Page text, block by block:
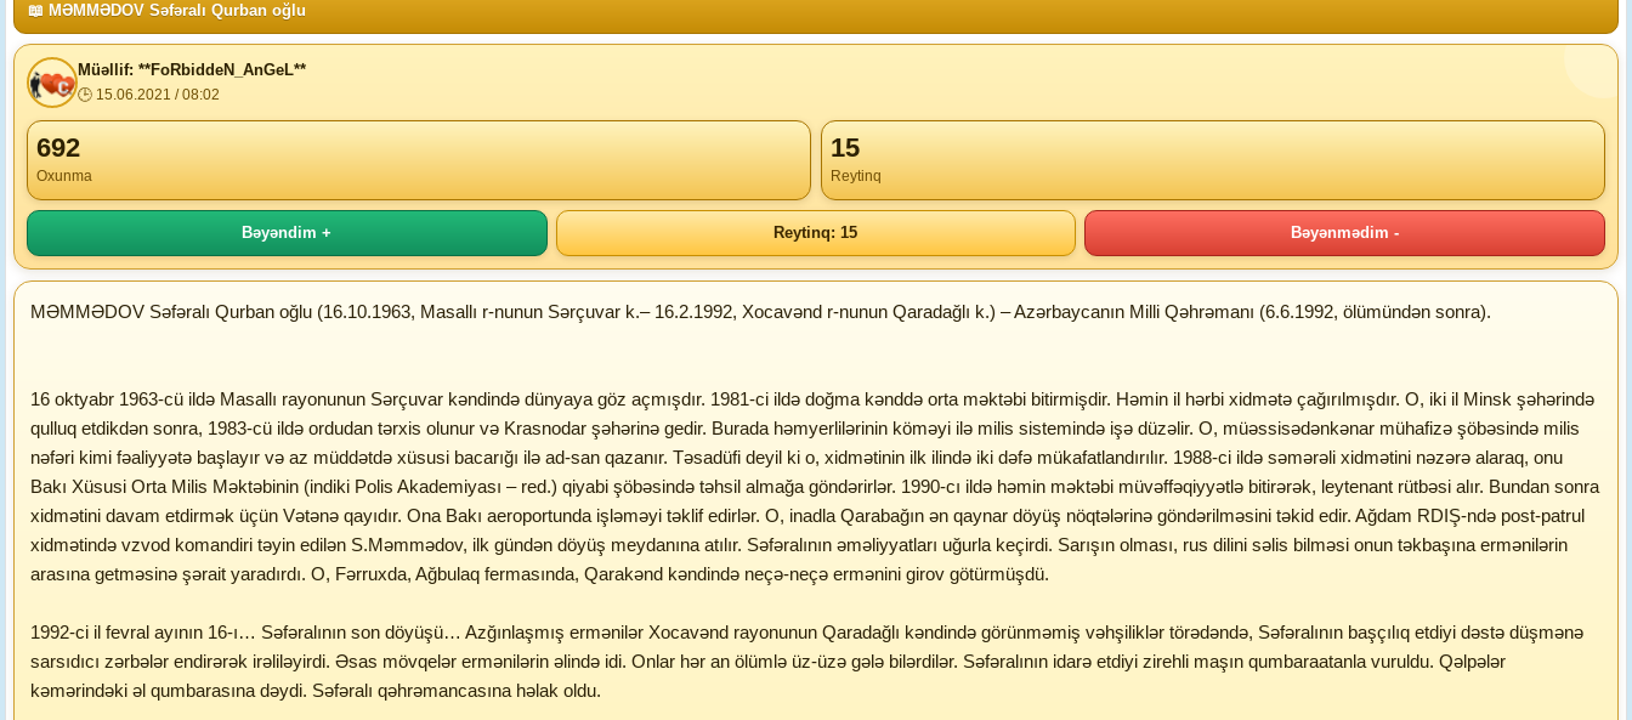
📖 MƏMMƏDOV Səfəralı Qurban oğlu
Müəllif: **FoRbiddeN_AnGeL**
🕒 15.06.2021 / 08:02
692
Oxunma
15
Reytinq
Bəyəndim + Reytinq: 15 Bəyənmədim -
MƏMMƏDOV Səfəralı Qurban oğlu (16.10.1963, Masallı r-nunun Sərçuvar k.– 16.2.1992, Xocavənd r-nunun Qaradağlı k.) – Azərbaycanın Milli Qəhrəmanı (6.6.1992, ölümündən sonra).
16 oktyabr 1963-cü ildə Masallı rayonunun Sərçuvar kəndində dünyaya göz açmışdır. 1981-ci ildə doğma kənddə orta məktəbi bitirmişdir. Həmin il hərbi xidmətə çağırılmışdır. O, iki il Minsk şəhərində
qulluq etdikdən sonra, 1983-cü ildə ordudan tərxis olunur və Krasnodar şəhərinə gedir. Burada həmyerlilərinin köməyi ilə milis sistemində işə düzəlir. O, müəssisədənkənar mühafizə şöbəsində milis
nəfəri kimi fəaliyyətə başlayır və az müddətdə xüsusi bacarığı ilə ad-san qazanır. Təsadüfi deyil ki o, xidmətinin ilk ilində iki dəfə mükafatlandırılır. 1988-ci ildə səmərəli xidmətini nəzərə alaraq, onu
Bakı Xüsusi Orta Milis Məktəbinin (indiki Polis Akademiyası – red.) qiyabi şöbəsində təhsil almağa göndərirlər. 1990-cı ildə həmin məktəbi müvəffəqiyyətlə bitirərək, leytenant rütbəsi alır. Bundan sonra
xidmətini davam etdirmək üçün Vətənə qayıdır. Ona Bakı aeroportunda işləməyi təklif edirlər. O, inadla Qarabağın ən qaynar döyüş nöqtələrinə göndərilməsini təkid edir. Ağdam RDIŞ-ndə post-patrul
xidmətində vzvod komandiri təyin edilən S.Məmmədov, ilk gündən döyüş meydanına atılır. Səfəralının əməliyyatları uğurla keçirdi. Sarışın olması, rus dilini səlis bilməsi onun təkbaşına ermənilərin
arasına getməsinə şərait yaradırdı. O, Fərruxda, Ağbulaq fermasında, Qarakənd kəndində neçə-neçə ermənini girov götürmüşdü.
1992-ci il fevral ayının 16-ı… Səfəralının son döyüşü… Azğınlaşmış ermənilər Xocavənd rayonunun Qaradağlı kəndində görünməmiş vəhşiliklər törədəndə, Səfəralının başçılıq etdiyi dəstə düşmənə
sarsıdıcı zərbələr endirərək irəliləyirdi. Əsas mövqelər ermənilərin əlində idi. Onlar hər an ölümlə üz-üzə gələ bilərdilər. Səfəralının idarə etdiyi zirehli maşın qumbaraatanla vuruldu. Qəlpələr
kəmərindəki əl qumbarasına dəydi. Səfəralı qəhrəmancasına həlak oldu.